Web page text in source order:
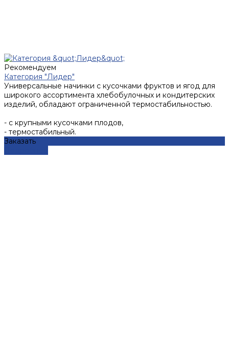
Рекомендуем
Категория "Лидер"
Универсальные начинки с кусочками фруктов и ягод для
широкого ассортимента хлебобулочных и кондитерских
изделий, обладают ограниченной термостабильностью.
- с крупными кусочками плодов,
- термостабильный.
Заказать